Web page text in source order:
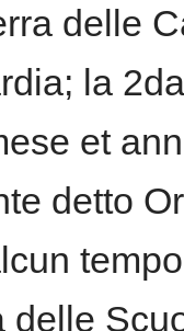
delle
la
et
detto
delle